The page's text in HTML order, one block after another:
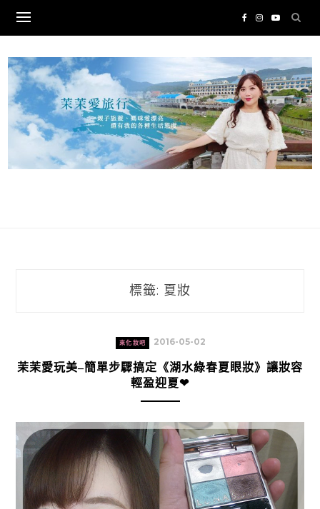
content
標籤: 夏妝
來化妝吧 2016-05-02
茉茉愛玩美–簡單步驟搞定《湖水綠春夏眼妝》讓妝容
輕盈迎夏❤